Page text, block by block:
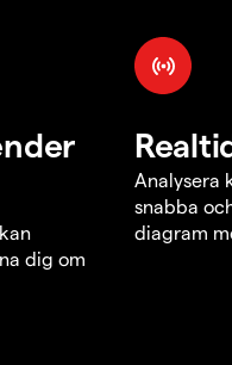
dig om
Analysera
snabba
diagram